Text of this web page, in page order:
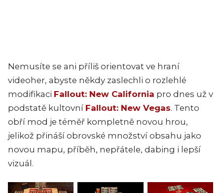
Nemusíte se ani příliš orientovat ve hraní
videoher, abyste někdy zaslechli o rozlehlé
modifikaci Fallout: New California pro dnes už v
podstatě kultovní Fallout: New Vegas. Tento
obří mod je téměř kompletně novou hrou,
jelikož přináší obrovské množství obsahu jako
novou mapu, příběh, nepřátele, dabing i lepší
vizuál.